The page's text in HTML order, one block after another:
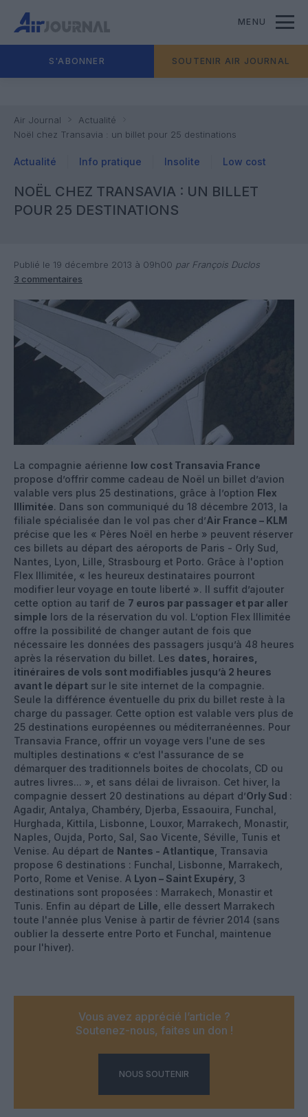
MENU
S'ABONNER SOUTENIR AIR JOURNAL
Air Journal
Actualité
Noël chez Transavia : un billet pour 25 destinations
Actualité Info pratique Insolite Low cost
NOËL CHEZ TRANSAVIA : UN BILLET
POUR 25 DESTINATIONS
Publié le 19 décembre 2013 à 09h00 par François Duclos
3 commentaires
La compagnie aérienne low cost Transavia France
propose d’offrir comme cadeau de Noël un billet d’avion
valable vers plus 25 destinations, grâce à l’option Flex
Illimitée. Dans son communiqué du 18 décembre 2013, la
filiale spécialisée dan le vol pas cher d’Air France – KLM
précise que les « Pères Noël en herbe » peuvent réserver
ces billets au départ des aéroports de Paris - Orly Sud,
Nantes, Lyon, Lille, Strasbourg et Porto. Grâce à l'option
Flex Illimitée, « les heureux destinataires pourront
modifier leur voyage en toute liberté ». Il suffit d’ajouter
cette option au tarif de 7 euros par passager et par aller
simple lors de la réservation du vol. L’option Flex Illimitée
offre la possibilité de changer autant de fois que
nécessaire les données des passagers jusqu’à 48 heures
après la réservation du billet. Les dates, horaires,
itinéraires de vols sont modifiables jusqu’à 2 heures
avant le départ sur le site internet de la compagnie.
Seule la différence éventuelle du prix du billet reste à la
charge du passager. Cette option est valable vers plus de
25 destinations européennes ou méditerranéennes. Pour
Transavia France, offrir un voyage vers l'une de ses
multiples destinations « c’est l'assurance de se
démarquer des traditionnels boites de chocolats, CD ou
autres livres... », et sans délai de livraison. Cet hiver, la
compagnie dessert 20 destinations au départ d’Orly Sud :
Agadir, Antalya, Chambéry, Djerba, Essaouira, Funchal,
Hurghada, Kittila, Lisbonne, Louxor, Marrakech, Monastir,
Naples, Oujda, Porto, Sal, Sao Vicente, Séville, Tunis et
Venise. Au départ de Nantes - Atlantique , Transavia
propose 6 destinations : Funchal, Lisbonne, Marrakech,
Porto, Rome et Venise. A Lyon – Saint Exupéry , 3
destinations sont proposées : Marrakech, Monastir et
Tunis. Enfin au départ de Lille , elle dessert Marrakech
toute l'année plus Venise à partir de février 2014 (sans
oublier la desserte entre Porto et Funchal, maintenue
pour l'hiver).
Vous avez apprécié l’article ?
Soutenez-nous, faites un don !
NOUS SOUTENIR